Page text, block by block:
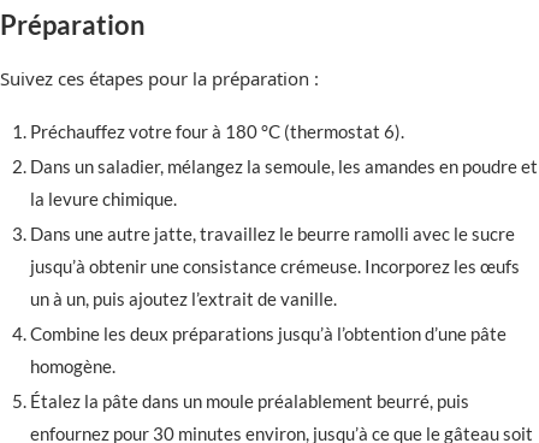
Préparation
Suivez ces étapes pour la préparation :
Préchauffez votre four à 180 °C (thermostat 6).
Dans un saladier, mélangez la semoule, les amandes en poudre et
la levure chimique.
Dans une autre jatte, travaillez le beurre ramolli avec le sucre
jusqu’à obtenir une consistance crémeuse. Incorporez les œufs
un à un, puis ajoutez l’extrait de vanille.
Combine les deux préparations jusqu’à l’obtention d’une pâte
homogène.
Étalez la pâte dans un moule préalablement beurré, puis
enfournez pour 30 minutes environ, jusqu’à ce que le gâteau soit